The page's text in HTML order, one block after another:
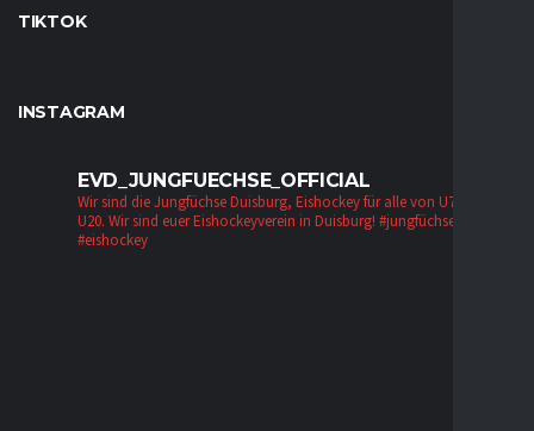
TIKTOK
INSTAGRAM
EVD_JUNGFUECHSE_OFFICIAL
Wir sind die Jungfüchse Duisburg, Eishockey für alle von U7 bis zur
U20. Wir sind euer Eishockeyverein in Duisburg! #jungfüchse #evd
#eishockey